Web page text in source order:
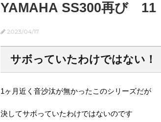
YAMAHA SS300再び 11
2023/04/17
サボっていたわけではない！
1ヶ月近く音沙汰が無かったこのシリーズだが
決してサボっていたわけではないのです